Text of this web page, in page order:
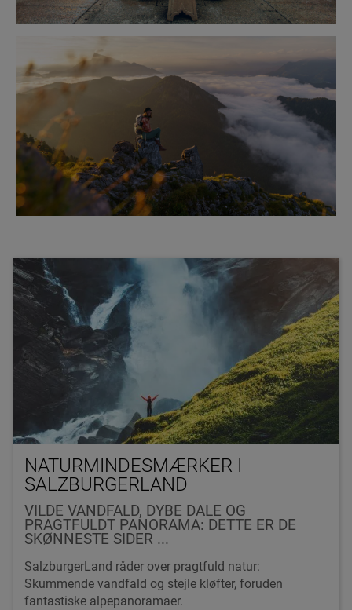
NATURMINDESMÆRKER I
SALZBURGERLAND
VILDE VANDFALD, DYBE DALE OG
PRAGTFULDT PANORAMA: DETTE ER DE
SKØNNESTE SIDER ...
SalzburgerLand råder over pragtfuld natur:
Skummende vandfald og stejle kløfter, foruden
fantastiske alpepanoramaer.